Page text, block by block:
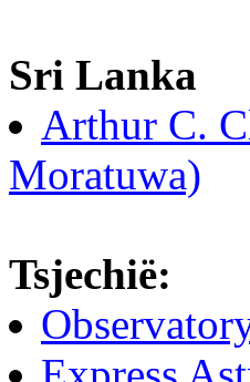
Sri Lanka
Arthur C.
Moratuwa)
Tsjechië: